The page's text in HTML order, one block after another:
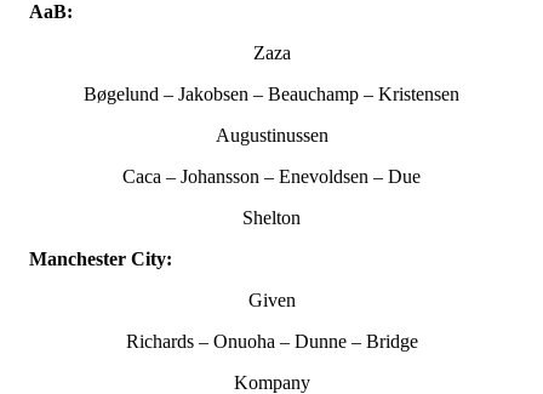
AaB:
Zaza
Bøgelund – Jakobsen – Beauchamp – Kristensen
Augustinussen
Caca – Johansson – Enevoldsen – Due
Shelton
Manchester City:
Given
Richards – Onuoha – Dunne – Bridge
Kompany